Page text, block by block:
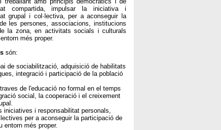
compartida, impulsar la iniciativa i
grupal i col·lectiva, per a aconseguir la
les persones, associacions, institucions
la zona, en activitats socials i culturals
més proper.
són:
de sociabilització, adquisició de habilitats
integració i participació de la població
de l'educació no formal en el temps
social, la cooperació i el creixement
iniciatives i responsabilitat personals,
per a aconseguir la participació de
entorn més proper.